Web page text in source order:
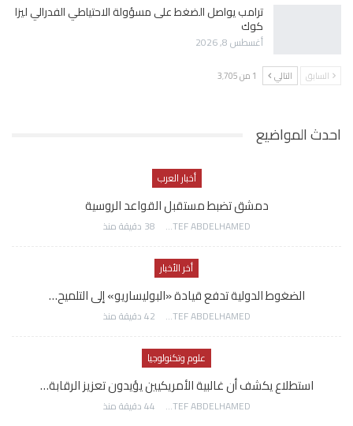
ترامب يواصل الضغط على مسؤولة الاحتياطي الفدرالي ليزا
كوك
أغسطس 8, 2026
السابق التالي 1 من 3٬705
احدث المواضيع
أخبار العرب
دمشق تضبط مستقبل القواعد الروسية
AWATEF ABDELHAMED 38 دقيقة منذ
أخر الأخبار
الضغوط الدولية تدفع قيادة «البوليساريو» إلى التلميح…
AWATEF ABDELHAMED 42 دقيقة منذ
علوم وتكنولوجيا
استطلاع يكشف أن غالبية الأمريكيين يؤيدون تعزيز الرقابة…
AWATEF ABDELHAMED 44 دقيقة منذ